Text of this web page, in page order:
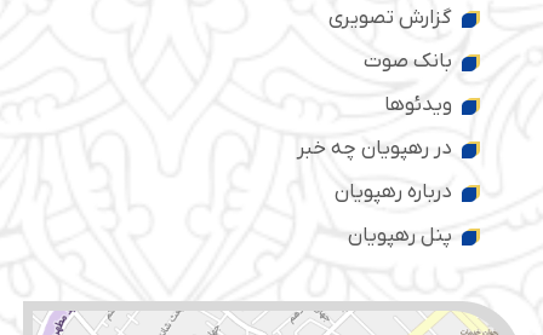
گزارش تصویری
بانک صوت
ویدئوها
در رهپویان چه خبر
درباره رهپویان
پنل رهپویان